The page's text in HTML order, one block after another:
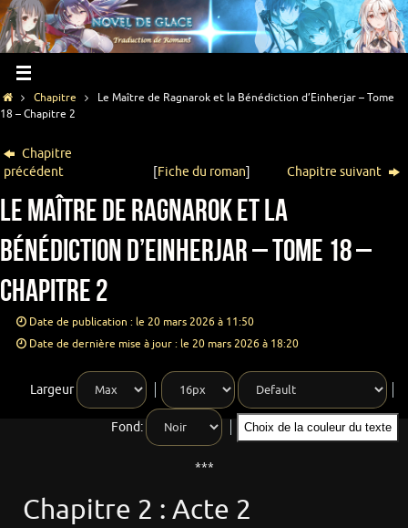
Chapitre
Le Maître de Ragnarok et la Bénédiction d’Einherjar – Tome
18 – Chapitre 2
Chapitre
précédent
[Fiche du roman] Chapitre suivant
Le Maître de Ragnarok et la
Bénédiction d’Einherjar – Tome 18 –
Chapitre 2
Date de publication : le 20 mars 2026 à 11:50
Date de dernière mise à jour : le 20 mars 2026 à 18:20
Largeur
Fond: Choix de la couleur du texte
***
Chapitre 2 : Acte 2